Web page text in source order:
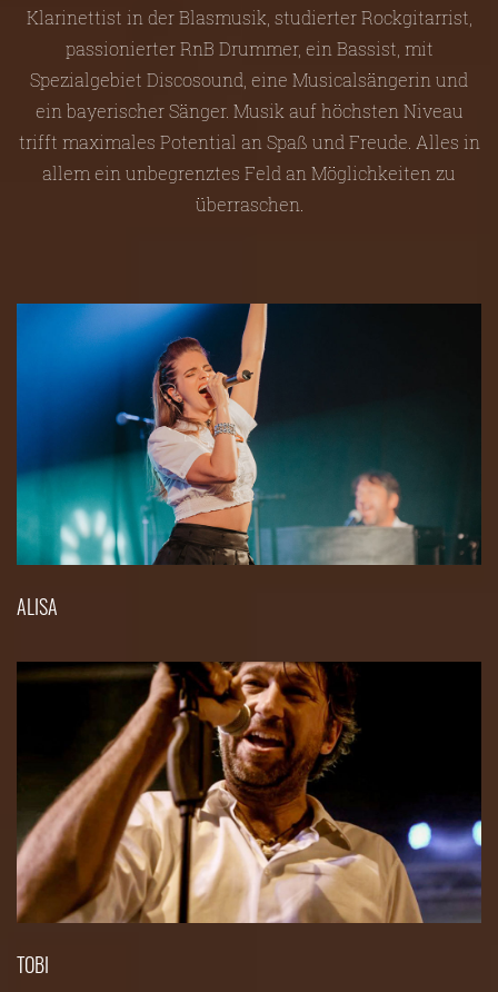
Klarinettist in der Blasmusik, studierter Rockgitarrist,
passionierter RnB Drummer, ein Bassist, mit
Spezialgebiet Discosound, eine Musicalsängerin und
ein bayerischer Sänger. Musik auf höchsten Niveau
trifft maximales Potential an Spaß und Freude. Alles in
allem ein unbegrenztes Feld an Möglichkeiten zu
überraschen.
ALISA
TOBI